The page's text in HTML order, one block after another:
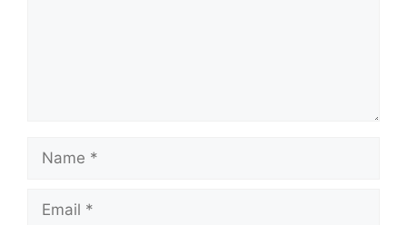
Name
Email